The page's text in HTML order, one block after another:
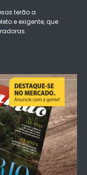
terão a
e exigente, que